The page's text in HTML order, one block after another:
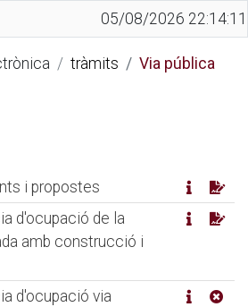
05/08/2026 22:14:11
tràmits Via pública
i propostes
d'ocupació de la
amb construcció i
d'ocupació via